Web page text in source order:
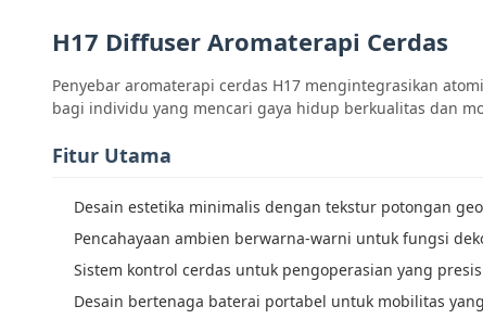
H17 Diffuser Aromaterapi Cerdas
Penyebar aromaterapi cerdas H17 mengintegrasikan
bagi individu yang mencari gaya hidup berkualitas dan
Fitur Utama
Desain estetika minimalis dengan tekstur potongan
Pencahayaan ambien berwarna-warni untuk fungsi
Sistem kontrol cerdas untuk pengoperasian yang
Desain bertenaga baterai portabel untuk mobilitas